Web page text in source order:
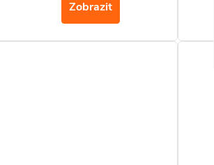
další příbuzný hmyz)
Zobrazit